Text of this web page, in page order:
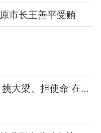
市长王善平受贿
经济大省调研行·权威访谈丨挑大梁、担使命 在中国式现代化建设中奋勇争先——专访福建省常务副省长王永礼